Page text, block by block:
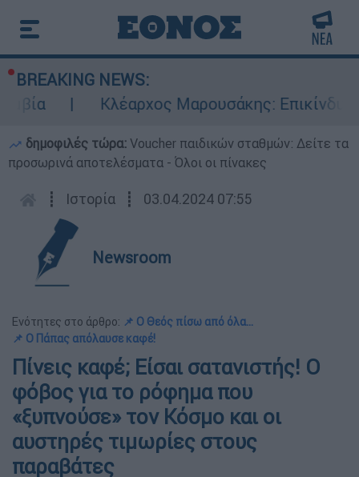
BREAKING NEWS:
Κλέαρχος Μαρουσάκης: Επικίνδυνες οι
δημοφιλές τώρα: Voucher παιδικών σταθμών: Δείτε τα
προσωρινά αποτελέσματα - Όλοι οι πίνακες
┋ Ιστορία ┋ 03.04.2024 07:55
Newsroom
Ενότητες στο άρθρο: 📌 Ο Θεός πίσω από όλα...
📌 Ο Πάπας απόλαυσε καφέ!
Πίνεις καφέ; Είσαι σατανιστής! Ο
φόβος για το ρόφημα που
«ξυπνούσε» τον Κόσμο και οι
αυστηρές τιμωρίες στους
παραβάτες